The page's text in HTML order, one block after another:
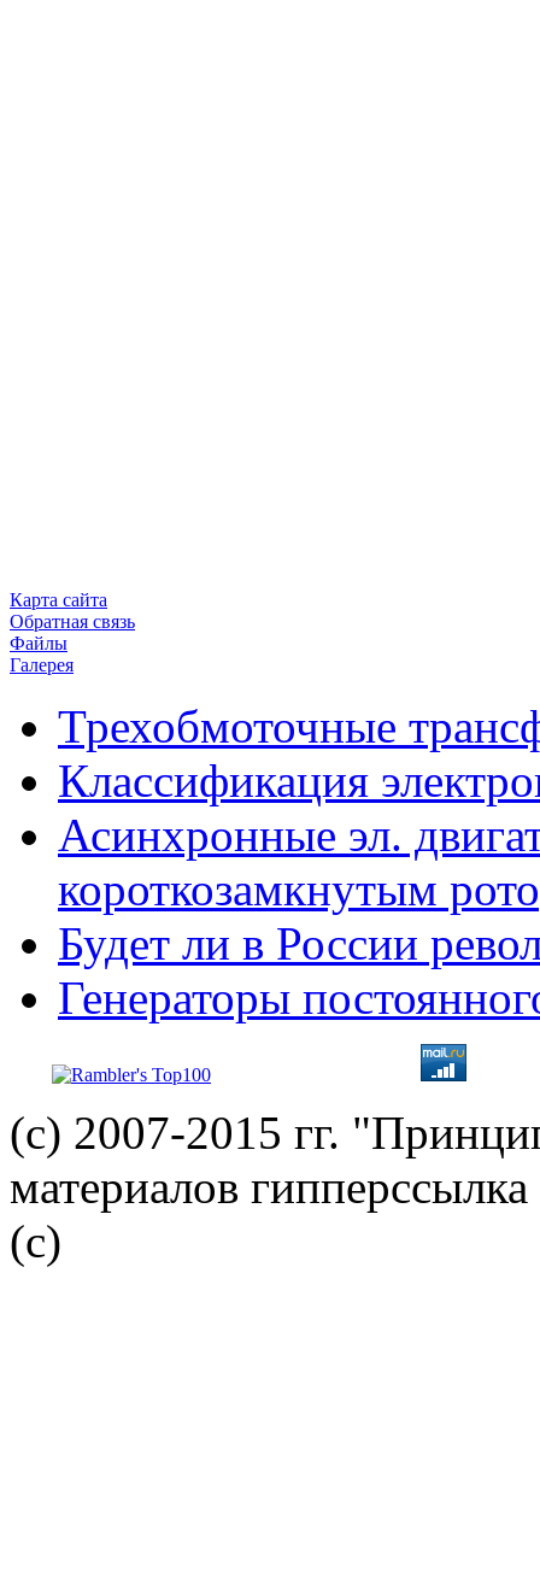
Карта сайта
Обратная связь
Файлы
Галерея
Трехобмоточные
Классификация
Асинхронные эл.
короткозамкнутым
Будет ли в России
Генераторы
(с) 2007-2015 гг.
материалов гипперссылка
(c)